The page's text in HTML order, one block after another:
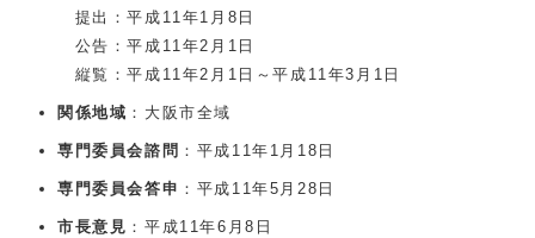
提出：平成11年1月8日
公告：平成11年2月1日
縦覧：平成11年2月1日～平成11年3月1日
関係地域 ：大阪市全域
専門委員会諮問 ：平成11年1月18日
専門委員会答申 ：平成11年5月28日
市長意見 ：平成11年6月8日